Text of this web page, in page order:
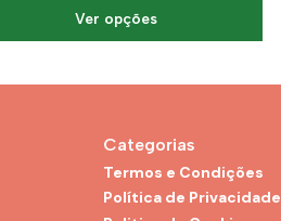
Ver opções
Categorias
Termos e Condições
Política de Privacidade